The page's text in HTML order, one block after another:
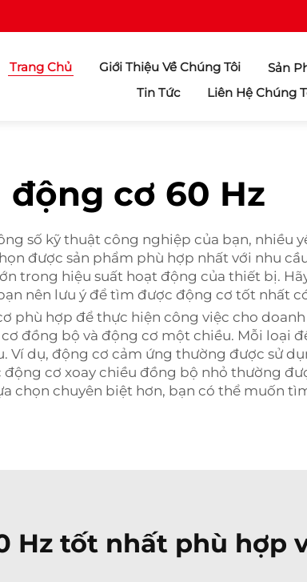
Trang Chủ Giới Thiệu Về Chúng Tôi Sản
Tin Tức
Liên Hệ Chúng
động cơ 60 Hz
số kỹ thuật công nghiệp của bạn, nhiều
được sản phẩm phù hợp nhất với nhu
trong hiệu suất hoạt động của thiết bị.
nên lưu ý để tìm được động cơ tốt nhất
phù hợp để thực hiện công việc cho
đồng bộ và động cơ một chiều. Mỗi loại
Ví dụ, động cơ cảm ứng thường được sử
cơ xoay chiều đồng bộ nhỏ thường
chọn chuyên biệt hơn, bạn có thể muốn
Hz tốt nhất phù hợp